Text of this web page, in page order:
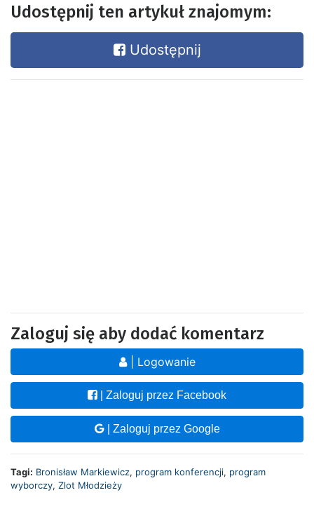
Udostępnij ten artykuł znajomym:
Udostępnij
Zaloguj się aby dodać komentarz
| Logowanie
| Zaloguj przez Facebook
| Zaloguj przez Google
Tagi: Bronisław Markiewicz, program konferencji, program
wyborczy, Zlot Młodzieży